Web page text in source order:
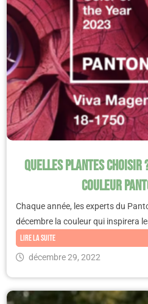
Quelles plantes choisir
couleur
Chaque année, les experts du
décembre la couleur qui inspirera
Lire la suite
décembre 29, 2022